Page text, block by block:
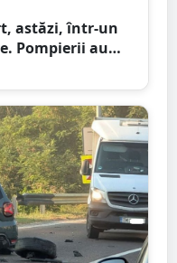
astăzi, într-un
Pompierii au